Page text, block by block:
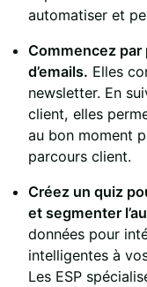
automatiser et
Commencez
d’emails. Elles
newsletter. En
client, elles
au bon moment
parcours client.
Créez un quiz
et segmenter
données pour
intelligentes à
Les ESP